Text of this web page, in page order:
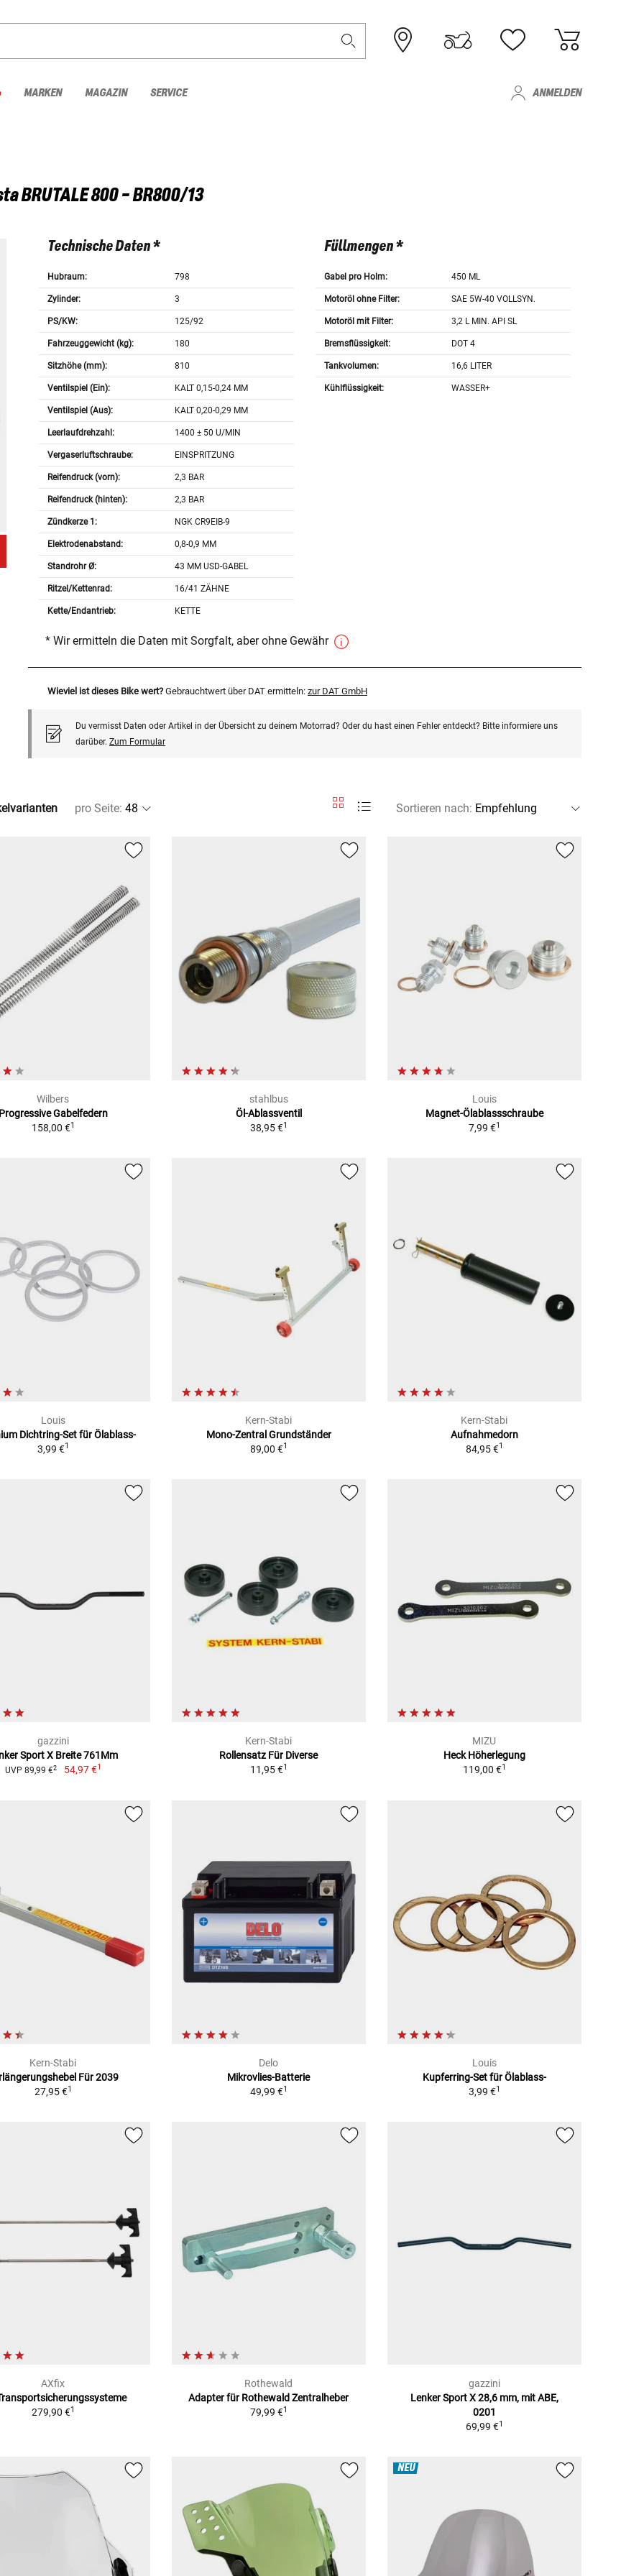
MARKEN MAGAZIN SERVICE ANMELDEN
BRUTALE 800 - BR800/13
Technische Daten *
Hubraum: 798
Zylinder: 3
PS/KW: 125/92
Fahrzeuggewicht (kg): 180
Sitzhöhe (mm): 810
Ventilspiel (Ein): KALT 0,15-0,24 MM
Ventilspiel (Aus): KALT 0,20-0,29 MM
Leerlaufdrehzahl: 1400 ± 50 U/MIN
Vergaserluftschraube: EINSPRITZUNG
Reifendruck (vorn): 2,3 BAR
Reifendruck (hinten): 2,3 BAR
Zündkerze 1: NGK CR9EIB-9
Elektrodenabstand: 0,8-0,9 MM
Standrohr Ø: 43 MM USD-GABEL
Ritzel/Kettenrad: 16/41 ZÄHNE
Kette/Endantrieb: KETTE
Füllmengen *
Gabel pro Holm: 450 ML
Motoröl ohne Filter: SAE 5W-40 VOLLSYN.
Motoröl mit Filter: 3,2 L MIN. API SL
Bremsflüssigkeit: DOT 4
Tankvolumen: 16,6 LITER
Kühlflüssigkeit: WASSER+
* Wir ermitteln die Daten mit Sorgfalt, aber ohne Gewähr
Wieviel ist dieses Bike wert? Gebrauchtwert über DAT ermitteln: zur DAT GmbH
Du vermisst Daten oder Artikel in der Übersicht zu deinem Motorrad? Oder du hast einen Fehler entdeckt? Bitte informiere uns
darüber. Zum Formular
pro Seite: Sortieren nach:
Wilbers
Gabelfedern
158,00 €1
stahlbus
Öl-Ablassventil
38,95 €1
Louis
Magnet-Ölablassschraube
7,99 €1
Louis
Dichtring-Set für Ölablass-
3,99 €1
Kern-Stabi
Mono-Zentral Grundständer
89,00 €1
Kern-Stabi
Aufnahmedorn
84,95 €1
gazzini
Sport X Breite 761Mm
UVP 89,99 €2 54,97 €1
Kern-Stabi
Rollensatz Für Diverse
11,95 €1
MIZU
Heck Höherlegung
119,00 €1
Kern-Stabi
Für 2039
27,95 €1
Delo
Mikrovlies-Batterie
49,99 €1
Louis
Kupferring-Set für Ölablass-
3,99 €1
AXfix
279,90 €1
Rothewald
Adapter für Rothewald Zentralheber
79,99 €1
gazzini
Lenker Sport X 28,6 mm, mit ABE,
0201
69,99 €1
NEU